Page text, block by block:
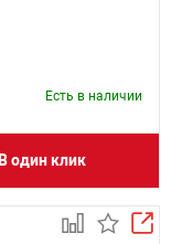
Есть в наличии
В один клик